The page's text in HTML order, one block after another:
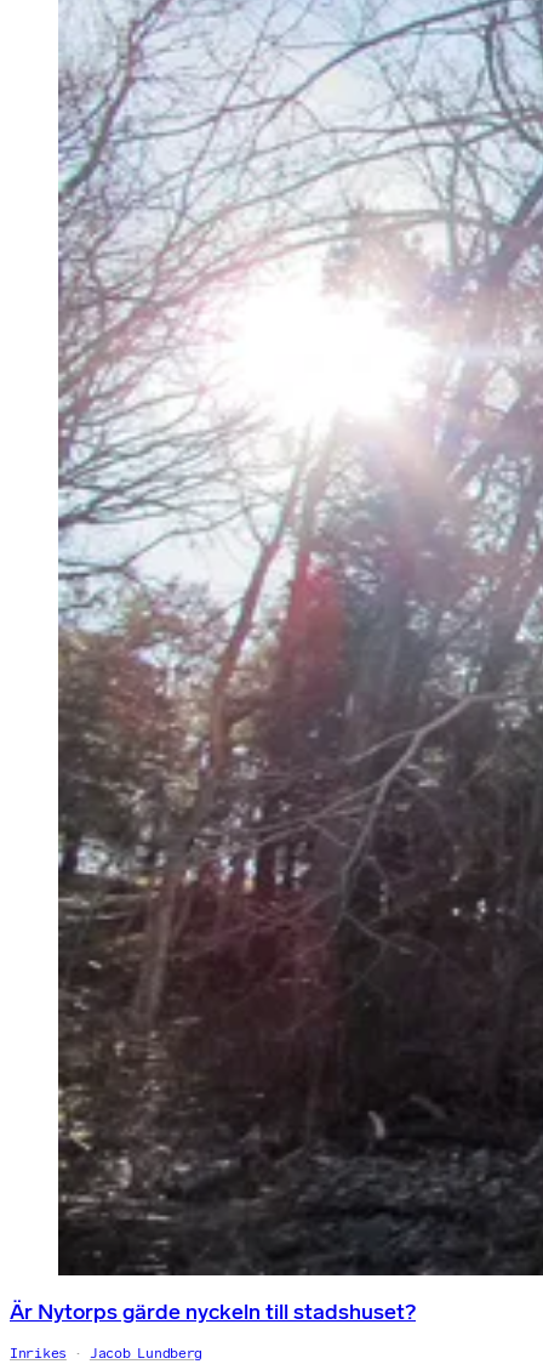
Är Nytorps gärde nyckeln till stadshuset?
Inrikes Jacob Lundberg